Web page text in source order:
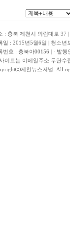
: 충북 제천시 의림대로 37
일 : 2015년5월6일 | 청소
번호 : 충북아00156 | · 발
이트는 이메일주소 무단수
제천뉴스저널. All